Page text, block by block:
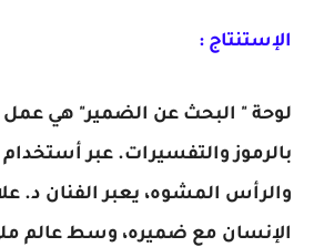
الإستنتاج :
لوحة " البحث عن الضمير" هي عمل
بالرموز والتفسيرات. عبر أستخدام
والرأس المشوه، يعبر الفنان د.
الإنسان مع ضميره، وسط عالم